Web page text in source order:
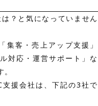
？と気になっていません
集客・売上アップ支援」
対応・運営サポート」な
援会社は、下記の3社で